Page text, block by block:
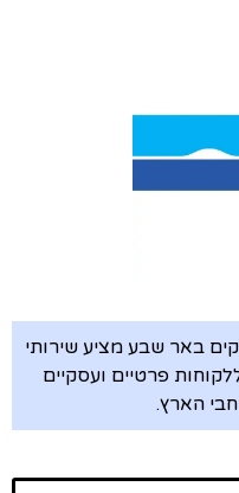
באר שבע מציע שירותי
פרטיים ועסקיים
הארץ.